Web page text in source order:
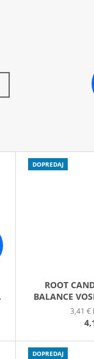
DOPREDAJ
ROOT
BALANCE
3,41 €
DOPREDAJ